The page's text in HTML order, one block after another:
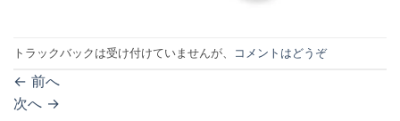
トラックバックは受け付けていませんが、 コメントはどうぞ
← 前へ
次へ →